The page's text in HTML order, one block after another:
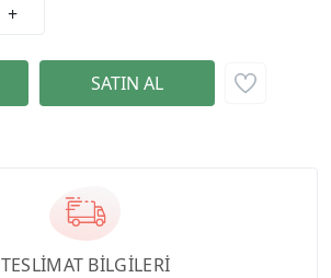
+
TESLİMAT BİLGİLERİ